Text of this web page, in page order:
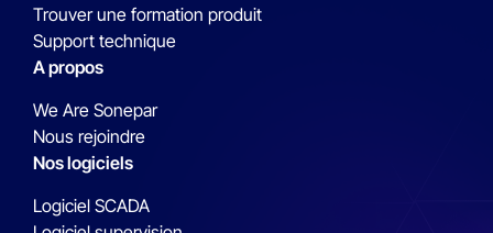
Trouver une formation produit
Support technique
A propos
We Are Sonepar
Nous rejoindre
Nos logiciels
Logiciel SCADA